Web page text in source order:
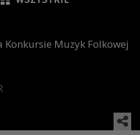
Konkursie Muzyk Folkowej